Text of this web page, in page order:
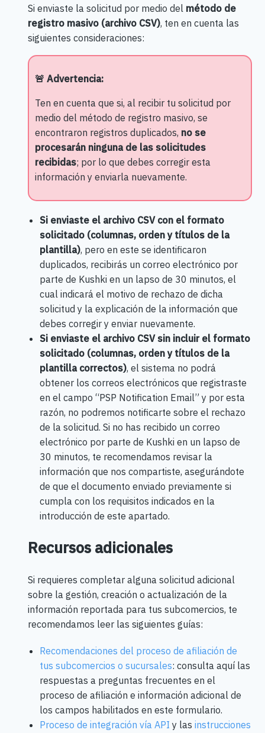
Si enviaste la solicitud por medio del método de
registro masivo (archivo CSV), ten en cuenta las
siguientes consideraciones:
🚨 Advertencia:
Ten en cuenta que si, al recibir tu solicitud por
medio del método de registro masivo, se
encontraron registros duplicados, no se
procesarán ninguna de las solicitudes
recibidas; por lo que debes corregir esta
información y enviarla nuevamente.
Si enviaste el archivo CSV con el formato
solicitado (columnas, orden y títulos de la
plantilla), pero en este se identificaron
duplicados, recibirás un correo electrónico por
parte de Kushki en un lapso de 30 minutos, el
cual indicará el motivo de rechazo de dicha
solicitud y la explicación de la información que
debes corregir y enviar nuevamente.
Si enviaste el archivo CSV sin incluir el formato
solicitado (columnas, orden y títulos de la
plantilla correctos), el sistema no podrá
obtener los correos electrónicos que registraste
en el campo “PSP Notification Email” y por esta
razón, no podremos notificarte sobre el rechazo
de la solicitud. Si no has recibido un correo
electrónico por parte de Kushki en un lapso de
30 minutos, te recomendamos revisar la
información que nos compartiste, asegurándote
de que el documento enviado previamente si
cumpla con los requisitos indicados en la
introducción de este apartado.
Recursos adicionales
Si requieres completar alguna solicitud adicional
sobre la gestión, creación o actualización de la
información reportada para tus subcomercios, te
recomendamos leer las siguientes guías:
Recomendaciones del proceso de afiliación de
tus subcomercios o sucursales: consulta aquí las
respuestas a preguntas frecuentes en el
proceso de afiliación e información adicional de
los campos habilitados en este formulario.
Proceso de integración vía API y las instrucciones